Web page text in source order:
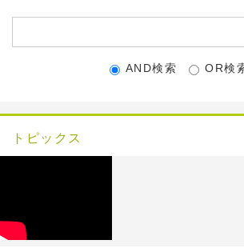
AND検索 OR検
トピックス